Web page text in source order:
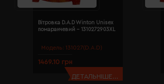
Модель: 131027(D.A.D)
Вітровка D.A.D Winton Unisex
помаранчевий - 1310272903XL
1469.10 грн
ДЕТАЛЬНІШЕ...